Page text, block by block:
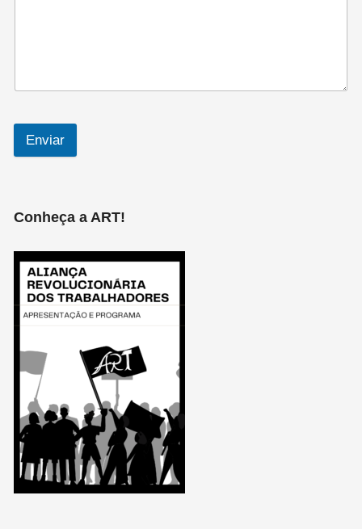
Enviar
Conheça a ART!